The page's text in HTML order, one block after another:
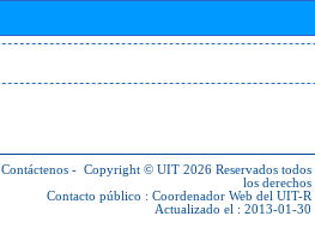
Contáctenos - Copyright © UIT 2026 Reservados todos
los derechos
Contacto público : Coordenador Web del UIT-R
Actualizado el : 2013-01-30